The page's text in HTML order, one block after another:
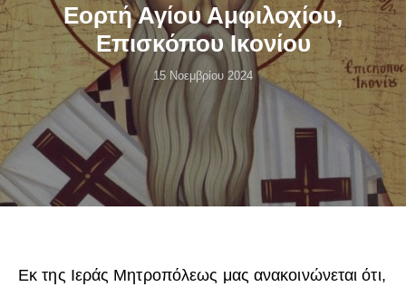
Εορτή Αγίου Αμφιλοχίου,
Επισκόπου Ικονίου
15 Νοεμβρίου 2024
Εκ της Ιεράς Μητροπόλεως μας ανακοινώνεται ότι,